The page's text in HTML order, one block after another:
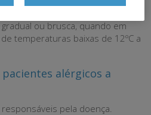
quando a subida das
ou brusca, quando em
temperaturas baixas de 12ºC a
alérgicos a
pela doença.